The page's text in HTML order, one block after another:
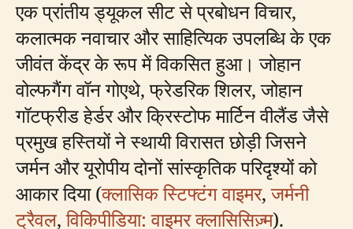
एक प्रांतीय ड्यूकल सीट से प्रबोधन विचार,
कलात्मक नवाचार और साहित्यिक उपलब्धि के एक
जीवंत केंद्र के रूप में विकसित हुआ। जोहान
वोल्फगैंग वॉन गोएथे, फ्रेडरिक शिलर, जोहान
गॉटफ्रीड हेर्डर और क्रिस्टोफ मार्टिन वीलैंड जैसे
प्रमुख हस्तियों ने स्थायी विरासत छोड़ी जिसने
जर्मन और यूरोपीय दोनों सांस्कृतिक परिदृश्यों को
आकार दिया (क्लासिक स्टिफ्टंग वाइमर,जर्मनी
ट्रैवल,विकिपीडिया: वाइमर क्लासिसिज़्म).